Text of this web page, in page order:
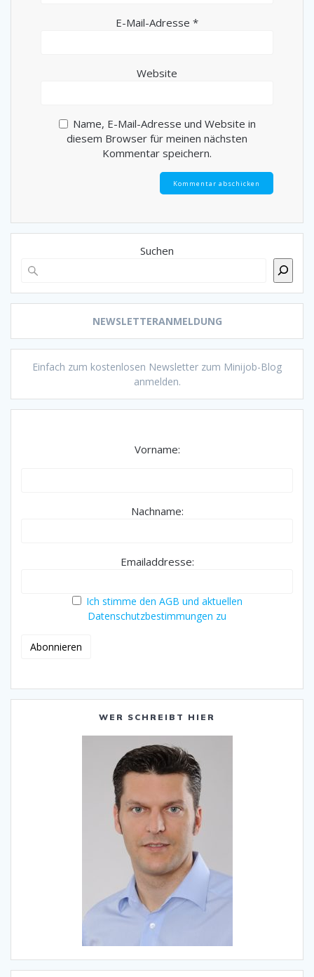
E-Mail-Adresse *
Website
Name, E-Mail-Adresse und Website in
diesem Browser für meinen nächsten
Kommentar speichern.
Suchen
NEWSLETTERANMELDUNG
Einfach zum kostenlosen Newsletter zum Minijob-Blog
anmelden.
Vorname:
Nachname:
Emailaddresse:
Ich stimme den AGB und aktuellen
Datenschutzbestimmungen zu
WER SCHREIBT HIER